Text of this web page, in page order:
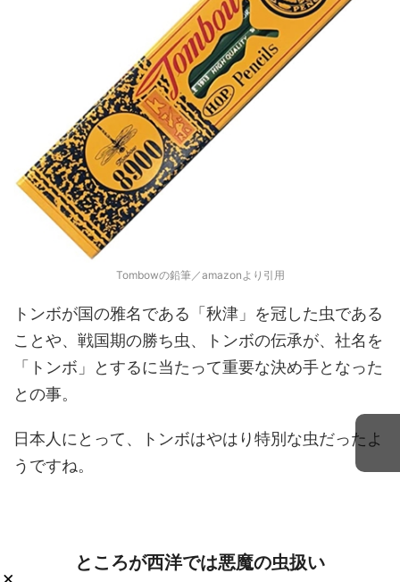
Tombowの鉛筆／amazonより引用
トンボが国の雅名である「秋津」を冠した虫である
ことや、戦国期の勝ち虫、トンボの伝承が、社名を
「トンボ」とするに当たって重要な決め手となった
との事。
日本人にとって、トンボはやはり特別な虫だったよ
うですね。
ところが西洋では悪魔の虫扱い